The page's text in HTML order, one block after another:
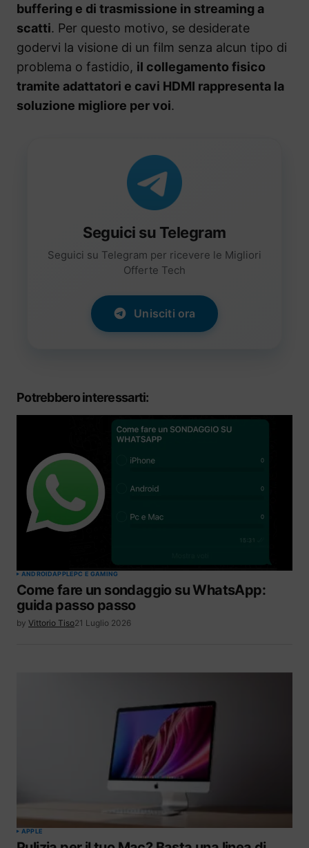
buffering e di trasmissione in streaming a
scatti. Per questo motivo, se desiderate
godervi la visione di un film senza alcun tipo di
problema o fastidio, il collegamento fisico
tramite adattatori e cavi HDMI rappresenta la
soluzione migliore per voi.
Seguici su Telegram
Seguici su Telegram per ricevere le Migliori
Offerte Tech
Unisciti ora
Potrebbero interessarti:
ANDROIDAPPLEPC E GAMING
Come fare un sondaggio su WhatsApp:
guida passo passo
by Vittorio Tiso21 Luglio 2026
APPLE